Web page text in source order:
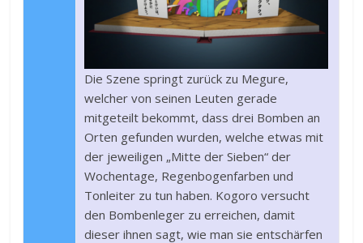
Die Szene springt zurück zu Megure,
welcher von seinen Leuten gerade
mitgeteilt bekommt, dass drei Bomben an
Orten gefunden wurden, welche etwas mit
der jeweiligen „Mitte der Sieben“ der
Wochentage, Regenbogenfarben und
Tonleiter zu tun haben. Kogoro versucht
den Bombenleger zu erreichen, damit
dieser ihnen sagt, wie man sie entschärfen